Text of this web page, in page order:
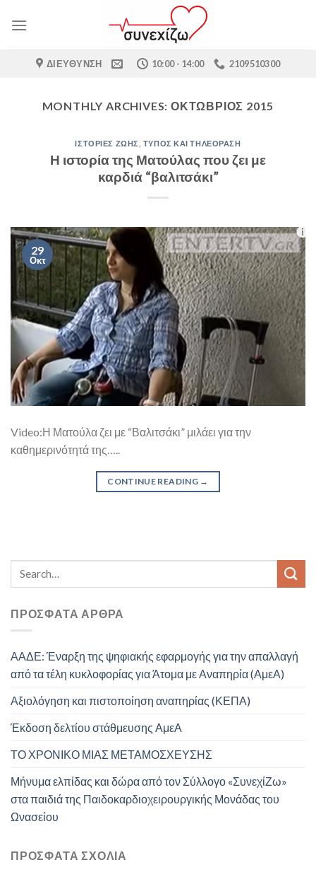
ΔΙΕΎΘΥΝΣΗ 10:00 - 14:00 2109510300
MONTHLY ARCHIVES:ΟΚΤΏΒΡΙΟΣ 2015
ΙΣΤΟΡΊΕΣ ΖΩΉΣ ΤΎΠΟΣ ΚΑΙ ΤΗΛΕΌΡΑΣΗ
Η ιστορία της Ματούλας που ζει με
καρδιά “βαλιτσάκι”
29
Οκτ
Video:Η Ματούλα ζει με “Βαλιτσάκι” μιλάει για την
καθημερινότητά της…..
CONTINUE READING →
ΠΡΌΣΦΑΤΑ ΆΡΘΡΑ
ΑΑΔΕ: Έναρξη της ψηφιακής εφαρμογής για την απαλλαγή
από τα τέλη κυκλοφορίας για Άτομα με Αναπηρία (ΑμεΑ)
Αξιολόγηση και πιστοποίηση αναπηρίας (ΚΕΠΑ)
Έκδοση δελτίου στάθμευσης ΑμεΑ
ΤΟ ΧΡΟΝΙΚΟ ΜΙΑΣ ΜΕΤΑΜΟΣΧΕΥΣΗΣ
Μήνυμα ελπίδας και δώρα από τον Σύλλογο «ΣυνεχίΖω»
στα παιδιά της Παιδοκαρδιοχειρουργικής Μονάδας του
Ωνασείου
ΠΡΌΣΦΑΤΑ ΣΧΌΛΙΑ